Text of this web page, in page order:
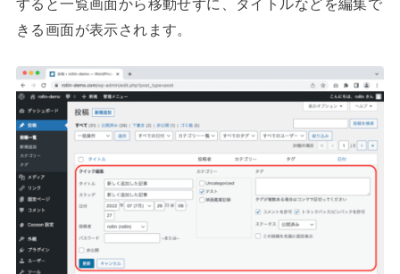
すると一覧画面から移動せずに、タイトルなどを編集で
きる画面が表示されます。